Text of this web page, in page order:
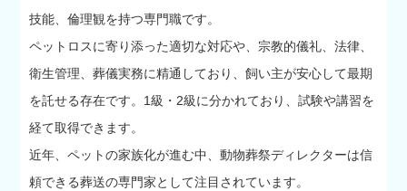
技能、倫理観を持つ専門職です。
ペットロスに寄り添った適切な対応や、宗教的儀礼、法律、
衛生管理、葬儀実務に精通しており、飼い主が安心して最期
を託せる存在です。1級・2級に分かれており、試験や講習を
経て取得できます。
近年、ペットの家族化が進む中、動物葬祭ディレクターは信
頼できる葬送の専門家として注目されています。